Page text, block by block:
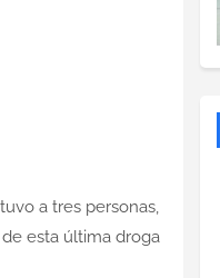
a tres personas,
esta última droga